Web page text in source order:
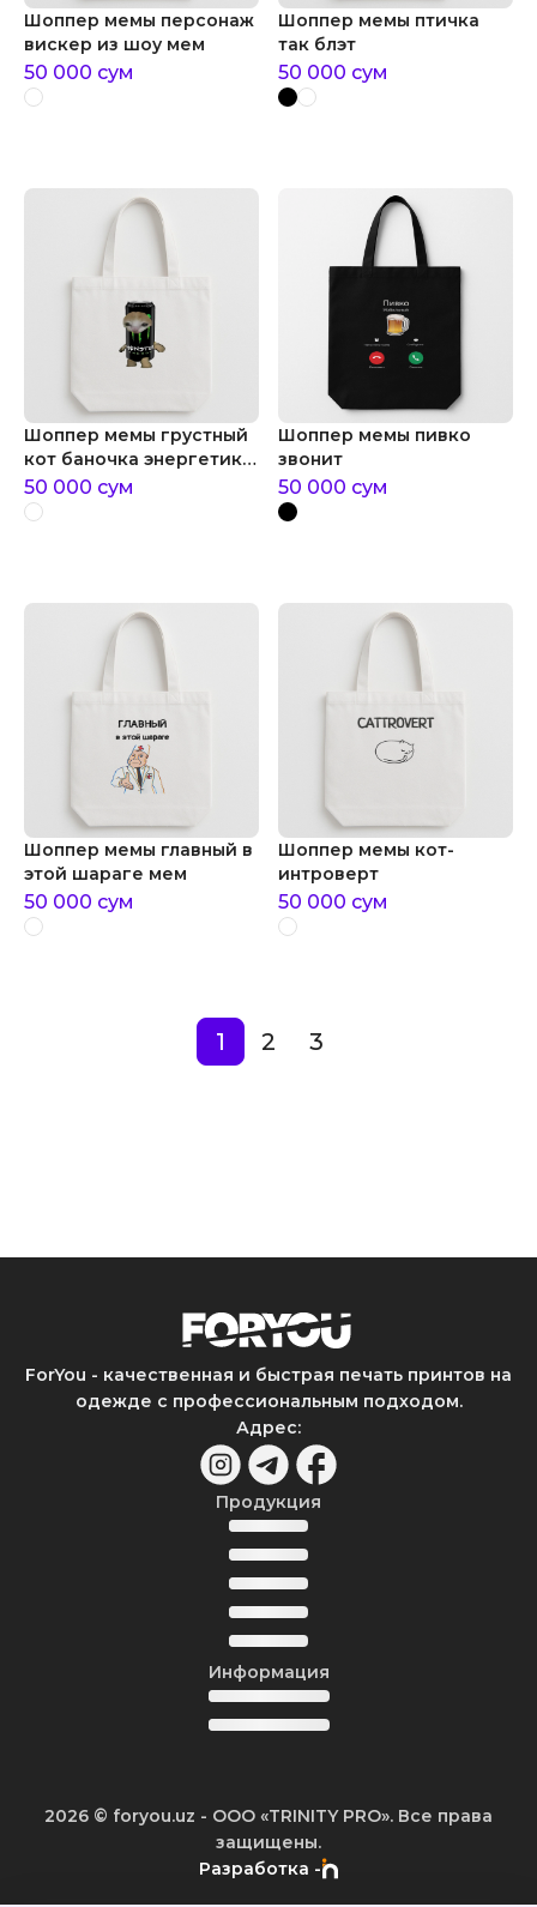
Шоппер мемы персонаж
вискер из шоу мем
50 000 сум
Шоппер мемы птичка
так блэт
50 000 сум
Шоппер мемы грустный
кот баночка энергетик
мем
50 000 сум
Шоппер мемы пивко
звонит
50 000 сум
Шоппер мемы главный в
этой шараге мем
50 000 сум
Шоппер мемы кот-
интроверт
50 000 сум
1 2 3
ForYou - качественная и быстрая печать принтов на
одежде с профессиональным подходом.
Адрес:
Продукция
Информация
2026 © foryou.uz - ООО «TRINITY PRO». Все права
защищены.
Разработка -